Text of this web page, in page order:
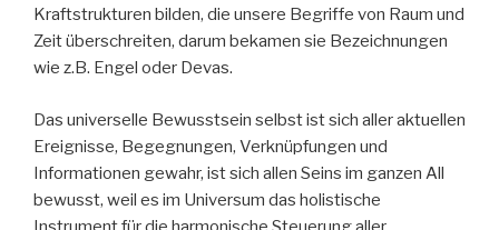
Kraftstrukturen bilden, die unsere Begriffe von Raum und
Zeit überschreiten, darum bekamen sie Bezeichnungen
wie z.B. Engel oder Devas.
Das universelle Bewusstsein selbst ist sich aller aktuellen
Ereignisse, Begegnungen, Verknüpfungen und
Informationen gewahr, ist sich allen Seins im ganzen All
bewusst, weil es im Universum das holistische